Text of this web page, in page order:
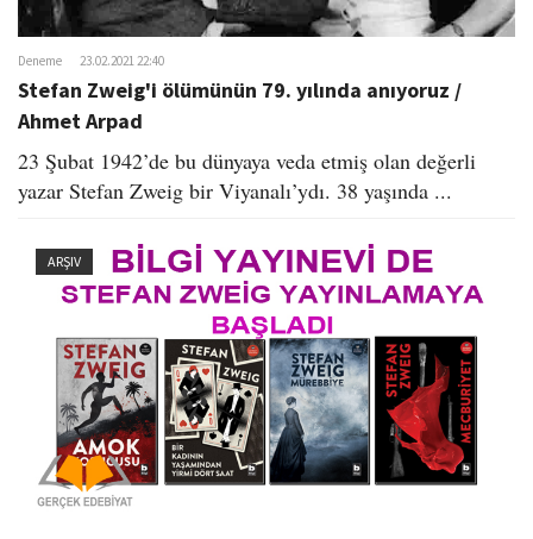
Deneme 23.02.2021 22:40
Stefan Zweig'i ölümünün 79. yılında anıyoruz /
Ahmet Arpad
23 Şubat 1942’de bu dünyaya veda etmiş olan değerli
yazar Stefan Zweig bir Viyanalı’ydı. 38 yaşında ...
ARŞIV